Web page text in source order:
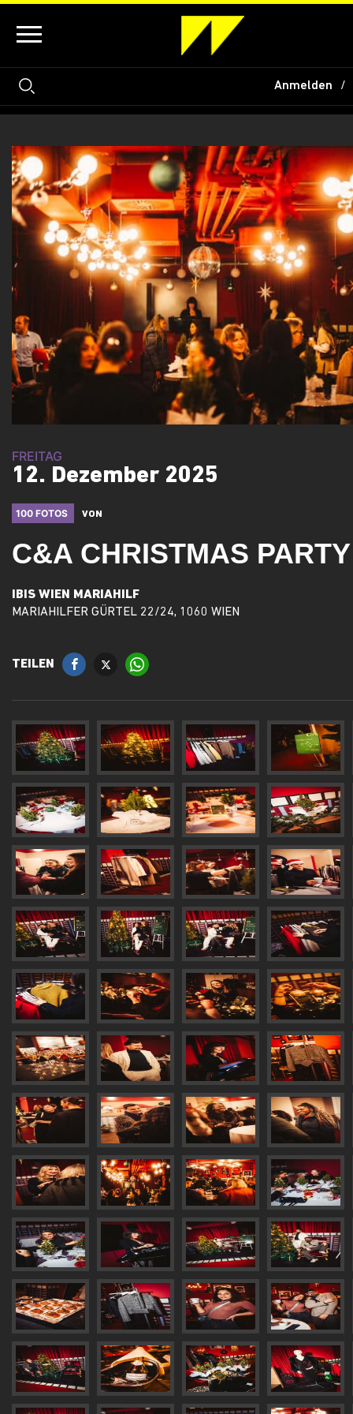
Anmelden
FREITAG
12. Dezember 2025
100 FOTOS VON
C&A CHRISTMAS PARTY
IBIS WIEN MARIAHILF
MARIAHILFER GÜRTEL 22/24, 1060 WIEN
TEILEN